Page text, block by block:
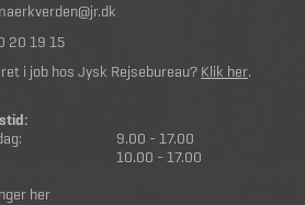
20 19 15
i job hos Jysk Rejsebureau? Klik her.
9.00 - 17.00
10.00 - 17.00
her